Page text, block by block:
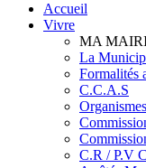
Accueil
Vivre
MA
La
Formalités
C.C.A.S
C.R / P.V